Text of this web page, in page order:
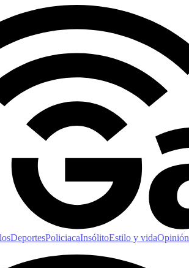
DeportesPoliciacaInsólitoEstilo y vidaOpinión